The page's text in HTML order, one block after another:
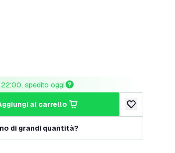
spedito oggi
aggiungi al carrello
aggiungi alla
di grandi quantità?